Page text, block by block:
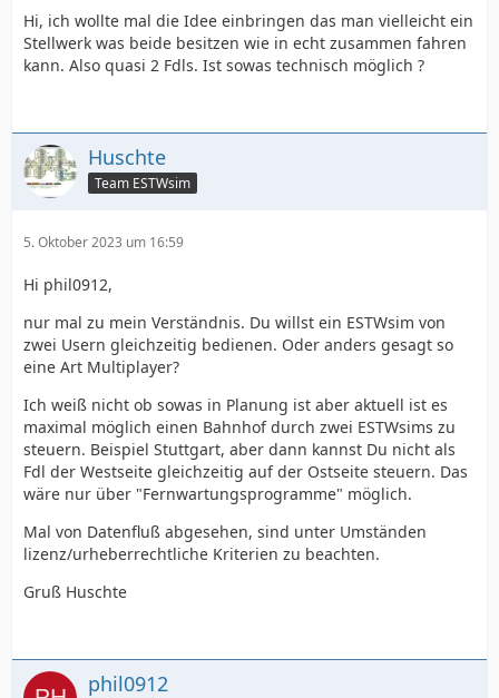
Hi, ich wollte mal die Idee einbringen das man vielleicht ein
Stellwerk was beide besitzen wie in echt zusammen fahren
kann. Also quasi 2 Fdls. Ist sowas technisch möglich ?
Huschte
Team ESTWsim
5. Oktober 2023 um 16:59
Hi phil0912,
nur mal zu mein Verständnis. Du willst ein ESTWsim von
zwei Usern gleichzeitig bedienen. Oder anders gesagt so
eine Art Multiplayer?
Ich weiß nicht ob sowas in Planung ist aber aktuell ist es
maximal möglich einen Bahnhof durch zwei ESTWsims zu
steuern. Beispiel Stuttgart, aber dann kannst Du nicht als
Fdl der Westseite gleichzeitig auf der Ostseite steuern. Das
wäre nur über "Fernwartungsprogramme" möglich.
Mal von Datenfluß abgesehen, sind unter Umständen
lizenz/urheberrechtliche Kriterien zu beachten.
Gruß Huschte
phil0912